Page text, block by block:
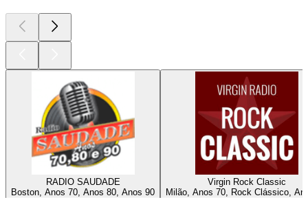
RADIO SAUDADE
Boston, Anos 70, Anos 80, Anos 90
Virgin Rock Classic
Milão, Anos 70, Rock Clássico,